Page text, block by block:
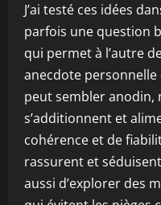
J’ai testé ces idées
parfois une question
qui permet à l’autre
anecdote personnelle
peut sembler anodin,
s’additionnent et
cohérence et de
rassurent et
aussi d’explorer des